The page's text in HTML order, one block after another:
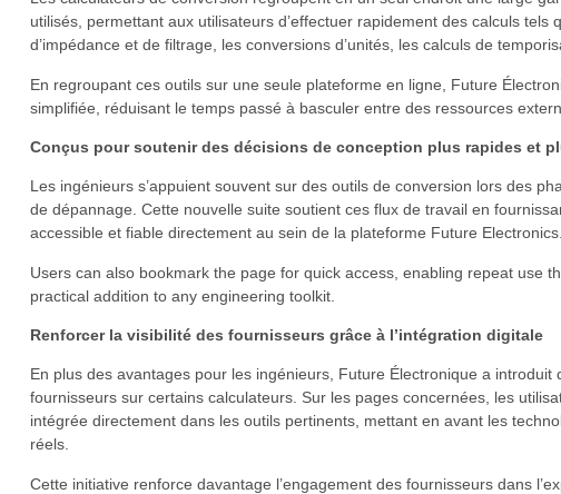
utilisés, permettant aux utilisateurs d’effectuer rapidement des calculs
d’impédance et de filtrage, les conversions d’unités, les calculs de
En regroupant ces outils sur une seule plateforme en ligne, Future
simplifiée, réduisant le temps passé à basculer entre des ressources
Conçus pour soutenir des décisions de conception plus rapides et
Les ingénieurs s’appuient souvent sur des outils de conversion lors des
de dépannage. Cette nouvelle suite soutient ces flux de travail en
accessible et fiable directement au sein de la plateforme Future Electronics.
Users can also bookmark the page for quick access, enabling repeat use
practical addition to any engineering toolkit.
Renforcer la visibilité des fournisseurs grâce à l’intégration digitale
En plus des avantages pour les ingénieurs, Future Électronique a
fournisseurs sur certains calculateurs. Sur les pages concernées, les
intégrée directement dans les outils pertinents, mettant en avant les
réels.
Cette initiative renforce davantage l’engagement des fournisseurs dans